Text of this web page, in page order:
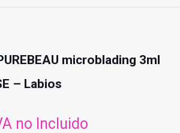
microblading 3ml
– Labios
no Incluido